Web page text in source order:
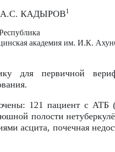
КАДЫРОВ1
академия им. И.К.
для первичной
121 пациент с АТБ
полости
асцита, почечная